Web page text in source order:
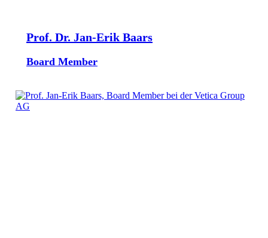
Prof. Dr. Jan-Erik Baars
Board Member